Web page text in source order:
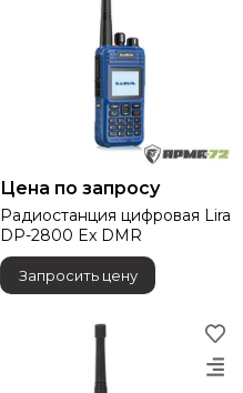
Цена по запросу
Радиостанция цифровая Lira
DP-2800 Ex DMR
Запросить цену